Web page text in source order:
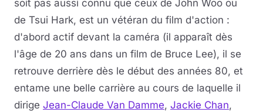
soit pas aussi connu que ceux de John Woo ou
de Tsui Hark, est un vétéran du film d'action :
d'abord actif devant la caméra (il apparaît dès
l'âge de 20 ans dans un film de Bruce Lee), il se
retrouve derrière dès le début des années 80, et
entame une belle carrière au cours de laquelle il
dirige Jean-Claude Van Damme, Jackie Chan,